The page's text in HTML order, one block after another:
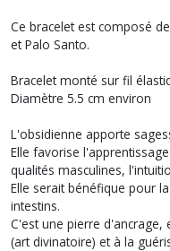
Ce bracelet est composé
et Palo Santo.
Bracelet monté sur fil
Diamètre 5.5 cm environ
L'obsidienne apporte
Elle favorise
qualités masculines,
Elle serait bénéfique pour
intestins.
C'est une pierre
(art divinatoire) et à la